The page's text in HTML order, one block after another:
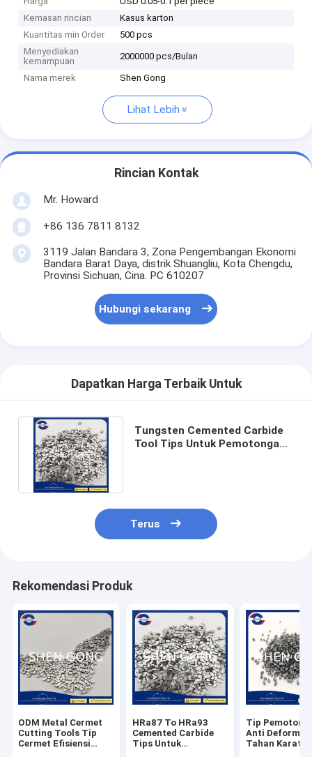
Kemasan rincian
Kasus karton
Kuantitas min Order
500 pcs
Menyediakan
kemampuan
2000000 pcs/Bulan
Nama merek Shen Gong
Lihat Lebih
Rincian Kontak
Mr. Howard
+86 136 7811 8132
3119 Jalan Bandara 3, Zona Pengembangan Ekonomi
Bandara Barat Daya, distrik Shuangliu, Kota Chengdu,
Provinsi Sichuan, Cina. PC 610207
Hubungi sekarang
Dapatkan Harga Terbaik Untuk
Tungsten Cemented Carbide
Tool Tips Untuk Pemotongan
Terus
Rekomendasi Produk
ODM Metal Cermet
Cutting Tools Tip
Cermet Efisiensi
HRa87 To HRa93
Cemented Carbide
Tips Untuk
Tip
Anti
Tahan Karat